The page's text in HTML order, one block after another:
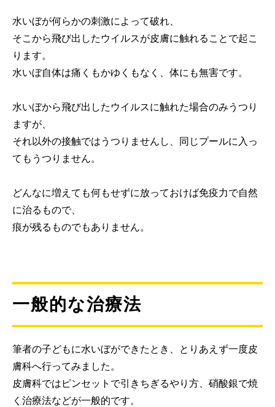
水いぼが何らかの刺激によって破れ、
そこから飛び出したウイルスが皮膚に触れることで起こ
ります。
水いぼ自体は痛くもかゆくもなく、体にも無害です。
水いぼから飛び出したウイルスに触れた場合のみうつり
ますが、
それ以外の接触ではうつりませんし、同じプールに入っ
てもうつりません。
どんなに増えても何もせずに放っておけば免疫力で自然
に治るもので、
痕が残るものでもありません。
一般的な治療法
筆者の子どもに水いぼができたとき、とりあえず一度皮
膚科へ行ってみました。
皮膚科ではピンセットで引きちぎるやり方、硝酸銀で焼
く治療法などが一般的です。